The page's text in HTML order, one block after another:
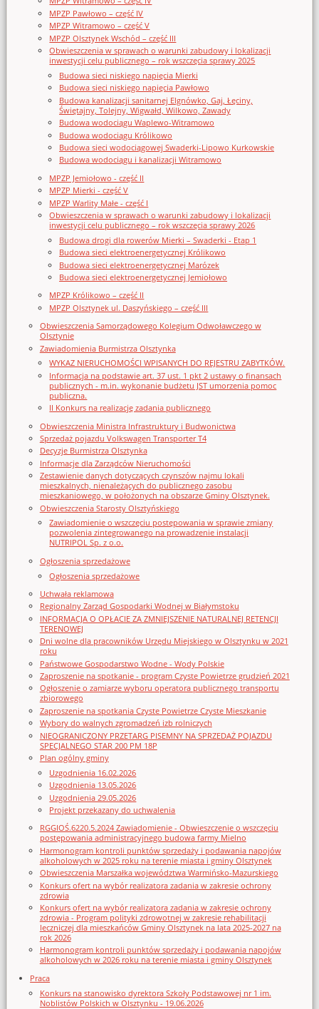
MPZP Pawłowo – część IV
MPZP Witramowo – część V
MPZP Olsztynek Wschód – część III
Obwieszczenia w sprawach o warunki zabudowy i lokalizacji
inwestycji celu publicznego – rok wszczęcia sprawy 2025
Budowa sieci niskiego napięcia Mierki
Budowa sieci niskiego napięcia Pawłowo
Budowa kanalizacji sanitarnej Elgnówko, Gaj, Łęciny,
Świętajny, Tolejny, Wigwałd, Wilkowo, Zawady
Budowa wodociągu Waplewo-Witramowo
Budowa wodociągu Królikowo
Budowa sieci wodociągowej Swaderki-Lipowo Kurkowskie
Budowa wodociągu i kanalizacji Witramowo
MPZP Jemiołowo - część II
MPZP Mierki - część V
MPZP Warlity Małe - część I
Obwieszczenia w sprawach o warunki zabudowy i lokalizacji
inwestycji celu publicznego – rok wszczęcia sprawy 2026
Budowa drogi dla rowerów Mierki – Swaderki - Etap 1
Budowa sieci elektroenergetycznej Królikowo
Budowa sieci elektroenergetycznej Marózek
Budowa sieci elektroenergetycznej Jemiołowo
MPZP Królikowo – część II
MPZP Olsztynek ul. Daszyńskiego – część III
Obwieszczenia Samorządowego Kolegium Odwoławczego w
Olsztynie
Zawiadomienia Burmistrza Olsztynka
WYKAZ NIERUCHOMOŚCI WPISANYCH DO REJESTRU ZABYTKÓW.
Informacja na podstawie art. 37 ust. 1 pkt 2 ustawy o finansach
publicznych - m.in. wykonanie budżetu JST umorzenia pomoc
publiczna.
II Konkurs na realizację zadania publicznego
Obwieszczenia Ministra Infrastruktury i Budwonictwa
Sprzedaż pojazdu Volkswagen Transporter T4
Decyzje Burmistrza Olsztynka
Informacje dla Zarządców Nieruchomości
Zestawienie danych dotyczących czynszów najmu lokali
mieszkalnych, nienależących do publicznego zasobu
mieszkaniowego, w położonych na obszarze Gminy Olsztynek.
Obwieszczenia Starosty Olsztyńskiego
Zawiadomienie o wszczęciu postępowania w sprawie zmiany
pozwolenia zintegrowanego na prowadzenie instalacji
NUTRIPOL Sp. z o.o.
Ogłoszenia sprzedażowe
Ogłoszenia sprzedażowe
Uchwała reklamowa
Regionalny Zarząd Gospodarki Wodnej w Białymstoku
INFORMACJA O OPŁACIE ZA ZMNIEJSZENIE NATURALNEJ RETENCJI
TERENOWEJ
Dni wolne dla pracowników Urzędu Miejskiego w Olsztynku w 2021
roku
Państwowe Gospodarstwo Wodne - Wody Polskie
Zaproszenie na spotkanie - program Czyste Powietrze grudzień 2021
Ogłoszenie o zamiarze wyboru operatora publicznego transportu
zbiorowego
Zaproszenie na spotkania Czyste Powietrze Czyste Mieszkanie
Wybory do walnych zgromadzeń izb rolniczych
NIEOGRANICZONY PRZETARG PISEMNY NA SPRZEDAŻ POJAZDU
SPECJALNEGO STAR 200 PM 18P
Plan ogólny gminy
Uzgodnienia 16.02.2026
Uzgodnienia 13.05.2026
Uzgodnienia 29.05.2026
Projekt przekazany do uchwalenia
RGGIOŚ.6220.5.2024 Zawiadomienie - Obwieszczenie o wszczęciu
postępowania administracyjnego budowa farmy Mielno
Harmonogram kontroli punktów sprzedaży i podawania napojów
alkoholowych w 2025 roku na terenie miasta i gminy Olsztynek
Obwieszczenia Marszałka województwa Warmińsko-Mazurskiego
Konkurs ofert na wybór realizatora zadania w zakresie ochrony
zdrowia
Konkurs ofert na wybór realizatora zadania w zakresie ochrony
zdrowia - Program polityki zdrowotnej w zakresie rehabilitacji
leczniczej dla mieszkańców Gminy Olsztynek na lata 2025-2027 na
rok 2026
Harmonogram kontroli punktów sprzedaży i podawania napojów
alkoholowych w 2026 roku na terenie miasta i gminy Olsztynek
Praca
Konkurs na stanowisko dyrektora Szkoły Podstawowej nr 1 im.
Noblistów Polskich w Olsztynku - 19.06.2026